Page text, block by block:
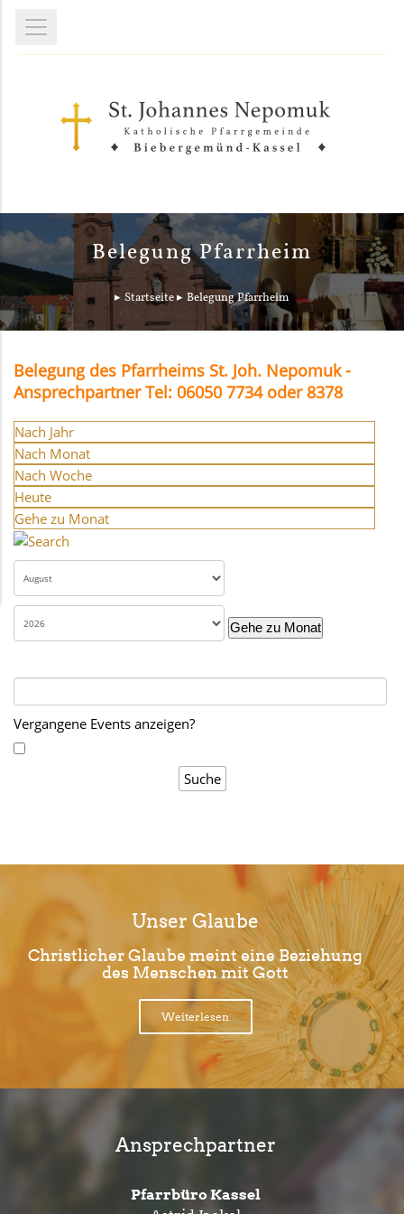
Belegung Pfarrheim
Startseite Belegung Pfarrheim
Belegung des Pfarrheims St. Joh. Nepomuk -
Ansprechpartner Tel: 06050 7734 oder 8378
Nach Jahr
Nach Monat
Nach Woche
Heute
Gehe zu Monat
Gehe zu Monat
Vergangene Events anzeigen?
Unser Glaube
Christlicher Glaube meint eine Beziehung
des Menschen mit Gott
Weiterlesen
Ansprechpartner
Pfarrbüro Kassel